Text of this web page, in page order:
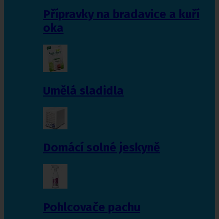
Přípravky na bradavice a kuří
oka
Umělá sladidla
Domácí solné jeskyně
Pohlcovače pachu